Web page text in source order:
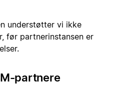
understøtter vi ikke
før partnerinstansen er
partnere